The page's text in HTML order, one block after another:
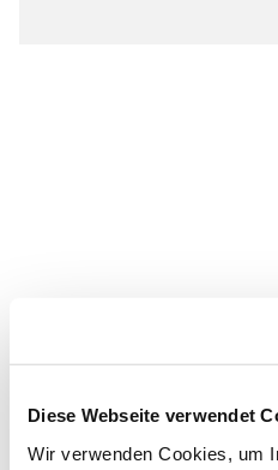
Diese Webseite verwendet
Wir verwenden Cookies, um